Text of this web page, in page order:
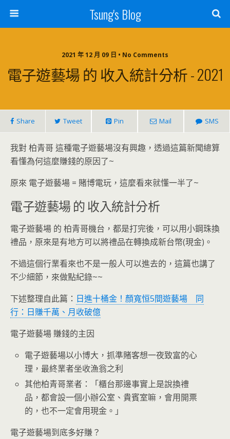
Tsung's Blog
2021 年 12 月 09 日 • No Comments
電子遊藝場 的 收入統計分析 - 2021
Share Tweet Pin Mail SMS
我對 柏青哥 這種電子遊藝場沒有興趣，透過這篇新聞總算
看懂為何這麼賺錢的原因了~
原來 電子遊藝場 = 賭博電玩，這麼看來就懂一半了~
電子遊藝場 的 收入統計分析
電子遊藝場 的 柏青哥機台，都是打完後，可以用小鋼珠換
禮品，原來是有地方可以將禮品在轉換成新台幣(現金)。
不過這個行業看來也不是一般人可以進去的，這篇也講了
不少細節，來做點紀錄~~
下述整理自此篇： 日進十桶金！顏寬恒5間遊藝場 同
行：日賺千萬、月收破億
電子遊藝場 賺錢的主因
電子遊藝場以小博大，抓準賭客想一夜致富的心
理，最終業者坐收漁翁之利
其他柏青哥業者：「櫃台那邊事實上是說換禮
品，都會設一個小辦公室、貴賓室嘛，會用開票
的，也不一定會用現金。」
電子遊藝場到底多好賺？